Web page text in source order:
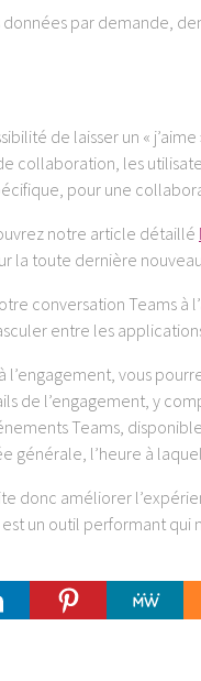
par demande,
de laisser un «
collaboration, les
pour une
notre article détaillé
la toute dernière
conversation Teams à
entre les
vous
de l’engagement, y
Teams,
générale, l’heure à
donc améliorer
un outil performant qui